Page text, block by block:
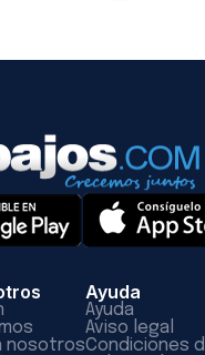
nosotros
Ayuda
Ayuda
Aviso legal
Condiciones